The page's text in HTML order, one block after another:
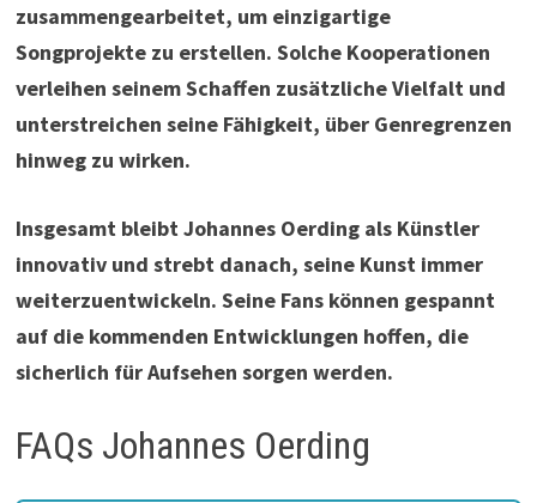
zusammengearbeitet, um einzigartige
Songprojekte zu erstellen. Solche Kooperationen
verleihen seinem Schaffen zusätzliche Vielfalt und
unterstreichen seine Fähigkeit, über Genregrenzen
hinweg zu wirken.
Insgesamt bleibt Johannes Oerding als Künstler
innovativ und strebt danach, seine Kunst immer
weiterzuentwickeln. Seine Fans können gespannt
auf die kommenden Entwicklungen hoffen, die
sicherlich für Aufsehen sorgen werden.
FAQs Johannes Oerding